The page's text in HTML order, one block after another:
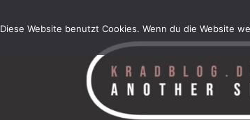
Diese Website benutzt Cookies. Wenn du die Website